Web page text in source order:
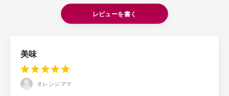
レビューを書く
美味
オレンジママ